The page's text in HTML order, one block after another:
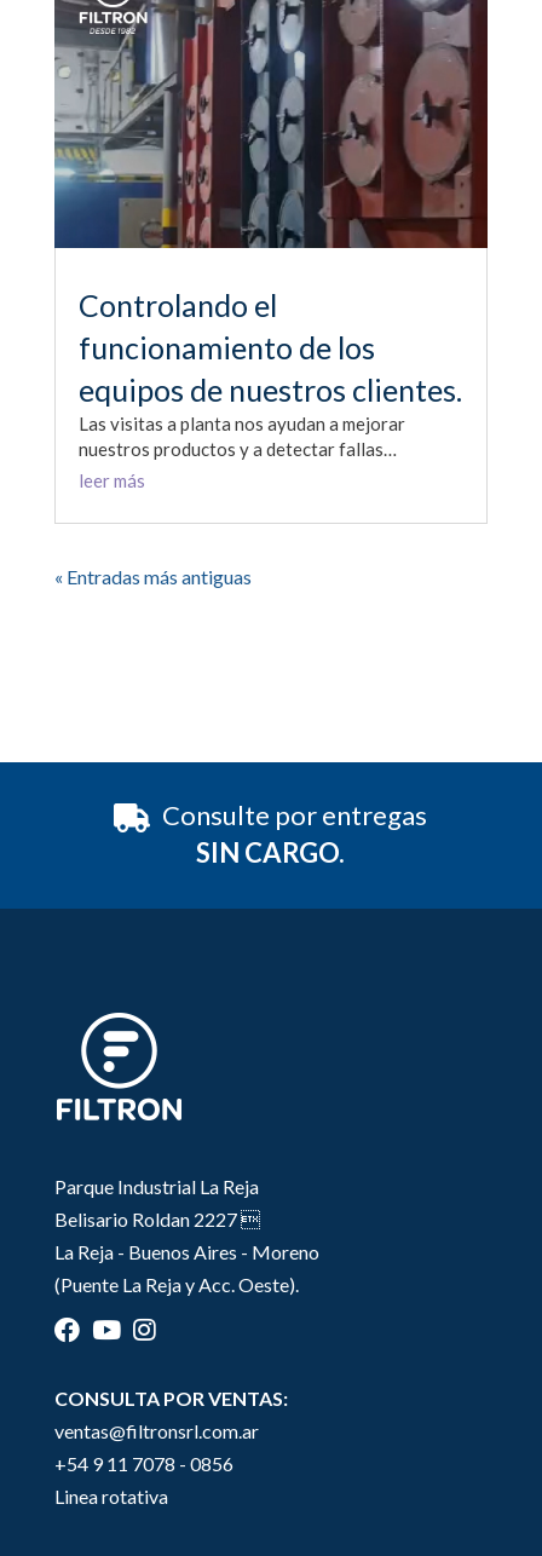
Controlando el
funcionamiento de los
equipos de nuestros clientes.
Las visitas a planta nos ayudan a mejorar
nuestros productos y a detectar fallas…
leer más
« Entradas más antiguas
Consulte por entregas
SIN CARGO.
Parque Industrial La Reja
Belisario Roldan 2227 
La Reja - Buenos Aires - Moreno
(Puente La Reja y Acc. Oeste).
CONSULTA POR VENTAS:
ventas@filtronsrl.com.ar
+54 9 11 7078 - 0856
Linea rotativa